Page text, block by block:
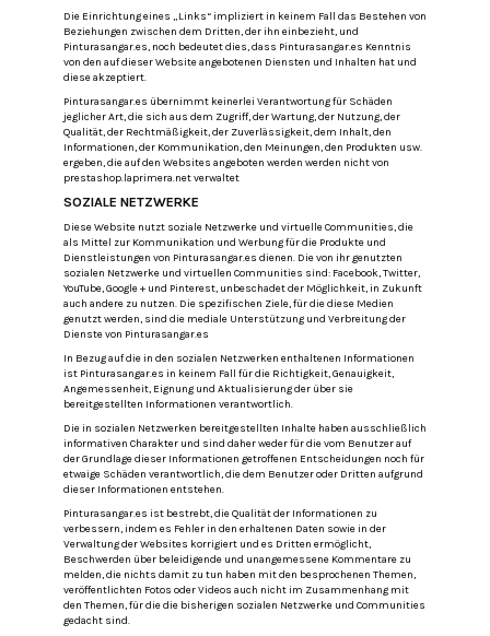
Die Einrichtung eines „Links“ impliziert in keinem Fall das Bestehen von
Beziehungen zwischen dem Dritten, der ihn einbezieht, und
Pinturasangar.es, noch bedeutet dies, dass Pinturasangar.es Kenntnis
von den auf dieser Website angebotenen Diensten und Inhalten hat und
diese akzeptiert.
Pinturasangar.es übernimmt keinerlei Verantwortung für Schäden
jeglicher Art, die sich aus dem Zugriff, der Wartung, der Nutzung, der
Qualität, der Rechtmäßigkeit, der Zuverlässigkeit, dem Inhalt, den
Informationen, der Kommunikation, den Meinungen, den Produkten usw.
ergeben, die auf den Websites angeboten werden werden nicht von
prestashop.laprimera.net verwaltet
SOZIALE NETZWERKE
Diese Website nutzt soziale Netzwerke und virtuelle Communities, die
als Mittel zur Kommunikation und Werbung für die Produkte und
Dienstleistungen von Pinturasangar.es dienen. Die von ihr genutzten
sozialen Netzwerke und virtuellen Communities sind: Facebook, Twitter,
YouTube, Google + und Pinterest, unbeschadet der Möglichkeit, in Zukunft
auch andere zu nutzen. Die spezifischen Ziele, für die diese Medien
genutzt werden, sind die mediale Unterstützung und Verbreitung der
Dienste von Pinturasangar.es
In Bezug auf die in den sozialen Netzwerken enthaltenen Informationen
ist Pinturasangar.es in keinem Fall für die Richtigkeit, Genauigkeit,
Angemessenheit, Eignung und Aktualisierung der über sie
bereitgestellten Informationen verantwortlich.
Die in sozialen Netzwerken bereitgestellten Inhalte haben ausschließlich
informativen Charakter und sind daher weder für die vom Benutzer auf
der Grundlage dieser Informationen getroffenen Entscheidungen noch für
etwaige Schäden verantwortlich, die dem Benutzer oder Dritten aufgrund
dieser Informationen entstehen.
Pinturasangar.es ist bestrebt, die Qualität der Informationen zu
verbessern, indem es Fehler in den erhaltenen Daten sowie in der
Verwaltung der Websites korrigiert und es Dritten ermöglicht,
Beschwerden über beleidigende und unangemessene Kommentare zu
melden, die nichts damit zu tun haben mit den besprochenen Themen,
veröffentlichten Fotos oder Videos auch nicht im Zusammenhang mit
den Themen, für die die bisherigen sozialen Netzwerke und Communities
gedacht sind.